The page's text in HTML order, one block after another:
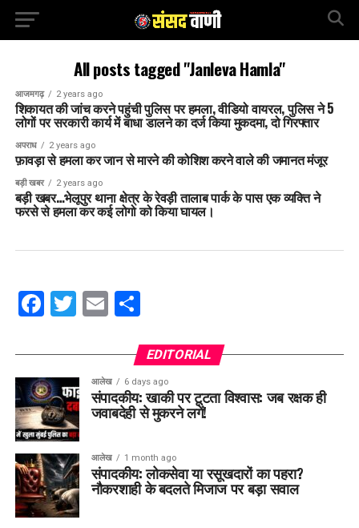
All posts tagged "Janleva Hamla"
आजमगढ़ 2 years ago
शिकायत की जांच करने पहुंची पुलिस पर हमला, वीडियो वायरल, पुलिस ने 5
लोगों पर सरकारी कार्य में बाधा डालने का दर्ज किया मुकदमा, दो गिरफ्तार
अपराध 2 years ago
फ़ावड़ा से हमला कर जान से मारने की कोशिश करने वाले की जमानत मंजूर
बड़ी खबर 2 years ago
बड़ी खबर…भेलूपुर थाना क्षेत्र के रेवड़ी तालाब पार्क के पास एक व्यक्ति ने
फरसे से हमला कर कई लोगो को किया घायल।
Facebook
Twitter
EmailShare
EDITORIAL
आलेख 6 days ago
संपादकीय: खाकी पर टूटता विश्वास: जब रक्षक ही
जवाबदेही से मुकरने लगें!
आलेख 1 month ago
संपादकीय: लोकसेवा या रसूखदारों का पहरा?
नौकरशाही के बदलते मिजाज पर बड़ा सवाल